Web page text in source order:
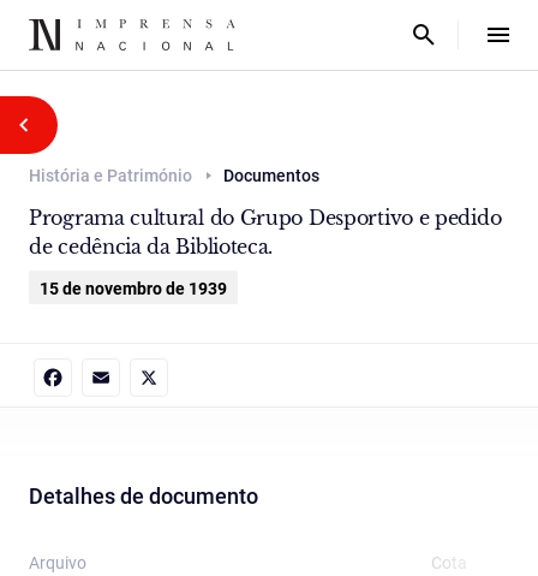
História e Património Documentos
Programa cultural do Grupo Desportivo e pedido
de cedência da Biblioteca.
15 de novembro de 1939
Detalhes de documento
Arquivo
Cota